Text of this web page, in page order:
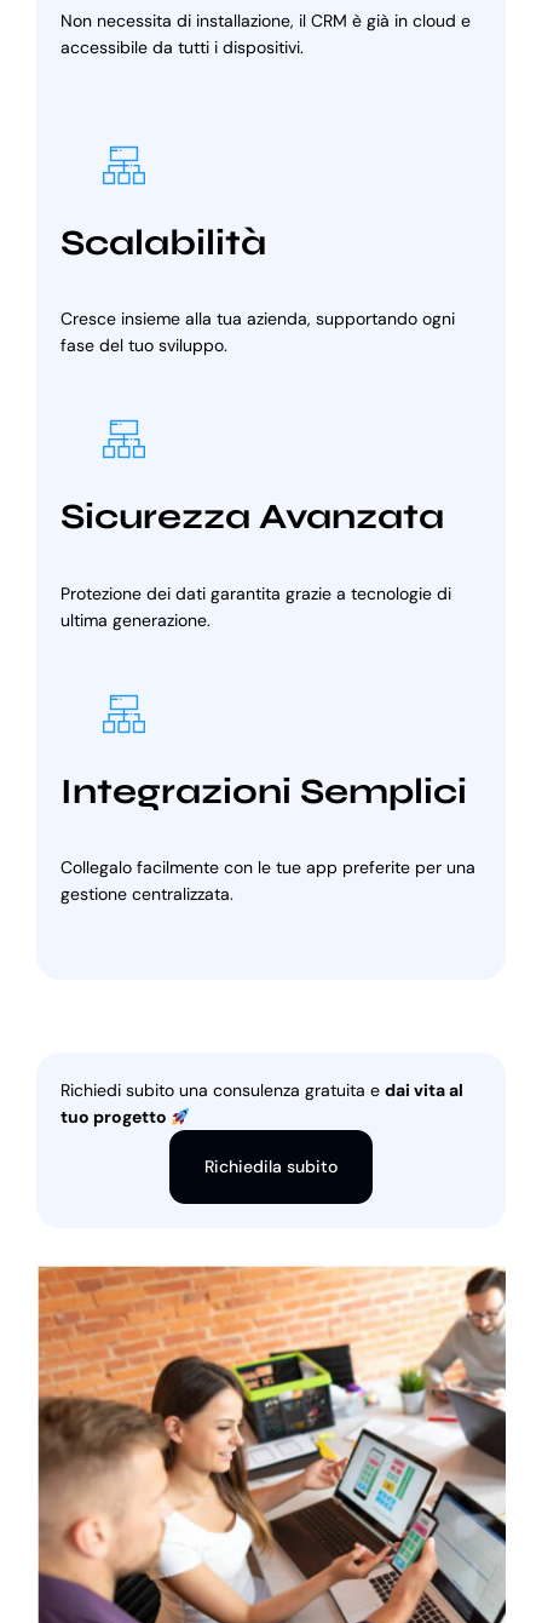
Non necessita di installazione, il CRM è già in cloud e
accessibile da tutti i dispositivi.
Scalabilità
Cresce insieme alla tua azienda, supportando ogni
fase del tuo sviluppo.
Sicurezza Avanzata
Protezione dei dati garantita grazie a tecnologie di
ultima generazione.
Integrazioni Semplici
Collegalo facilmente con le tue app preferite per una
gestione centralizzata.
Richiedi subito una consulenza gratuita e dai vita al
tuo progetto
Richiedila subito